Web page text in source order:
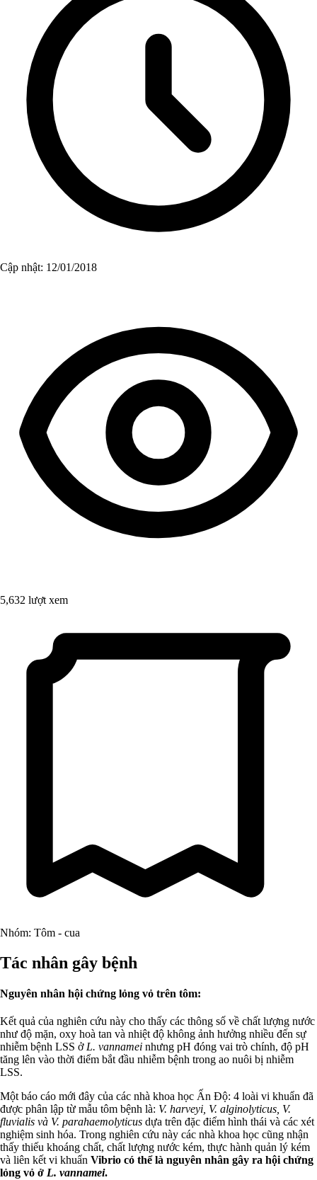
Cập nhật: 12/01/2018
5,632 lượt xem
Nhóm: Tôm - cua
Tác nhân gây bệnh
Nguyên nhân hội chứng lỏng vỏ trên tôm:
Kết quả của nghiên cứu này cho thấy các thông số về chất lượng nước
như độ mặn, oxy hoà tan và nhiệt độ không ảnh hưởng nhiều đến sự
nhiễm bệnh LSS ởL. vannamei nhưng pH đóng vai trò chính, độ pH
tăng lên vào thời điểm bắt đầu nhiễm bệnh trong ao nuôi bị nhiễm
LSS.
Một báo cáo mới đây của các nhà khoa học Ấn Độ: 4 loài vi khuẩn đã
được phân lập từ mẫu tôm bệnh là: V. harveyi, V. alginolyticus, V.
fluvialis và V. parahaemolyticus dựa trên đặc điểm hình thái và các xét
nghiệm sinh hóa. Trong nghiên cứu này các nhà khoa học cũng nhận
thấy thiếu khoáng chất, chất lượng nước kém, thực hành quản lý kém
và liên kết vi khuẩn Vibrio có thể là nguyên nhân gây ra hội chứng
lỏng vỏ ở L. vannamei.